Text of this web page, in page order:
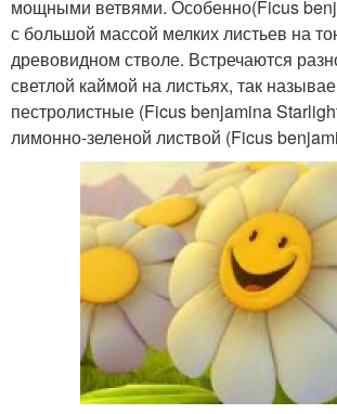
мощными ветвями. Особенно(Ficus
с большой массой мелких листьев на
древовидном стволе. Встречаются
светлой каймой на листьях, так
пестролистные (Ficus benjamina
лимонно-зеленой листвой (Ficus